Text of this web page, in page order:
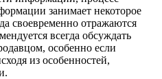
занимает некоторое
своевременно отражаются
всегда обсуждать
особенно если
из особенностей,